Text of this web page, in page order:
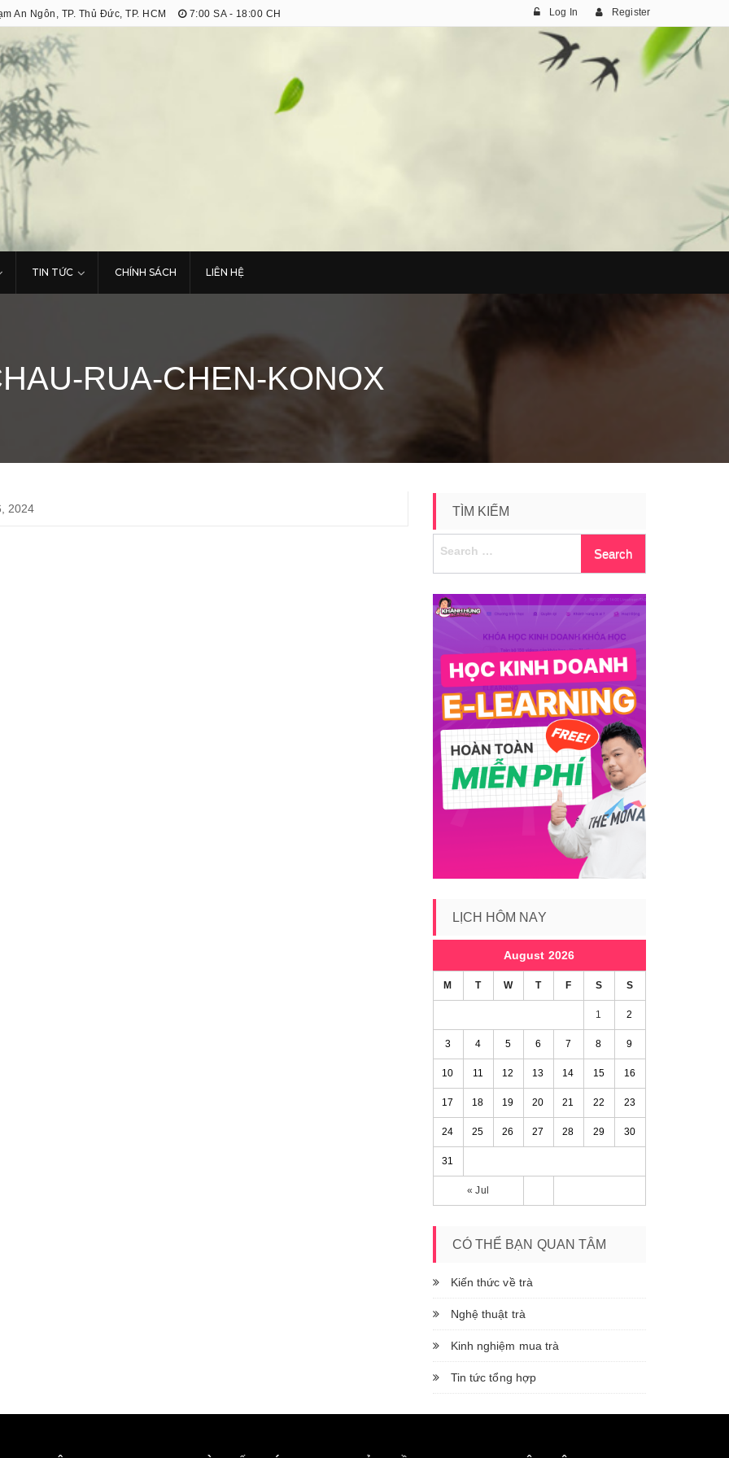
An Ngôn, TP. Thủ Đức, TP. HCM 7:00 SA - 18:00 CH Log In Register
TIN TỨC CHÍNH SÁCH LIÊN HỆ
RUA-CHEN-KONOX
2024 TÌM KIẾM
LỊCH HÔM NAY
August 2026
M T W T F S S
« Jul
1 2
3 4 5 6 7 8 9
10 11 12 13 14 15 16
17 18 19 20 21 22 23
24 25 26 27 28 29 30
31
CÓ THỂ BẠN QUAN TÂM
Kiến thức về trà
Nghệ thuật trà
Kinh nghiệm mua trà
Tin tức tổng hợp